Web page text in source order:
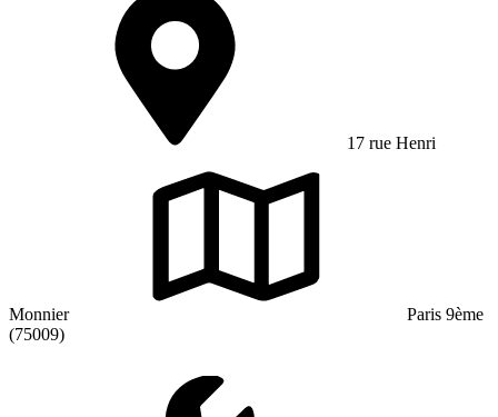
17 rue Henri
Monnier
Paris 9ème
(75009)